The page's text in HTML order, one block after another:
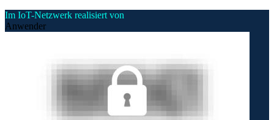
Im IoT-Netzwerk realisiert von
Anwender